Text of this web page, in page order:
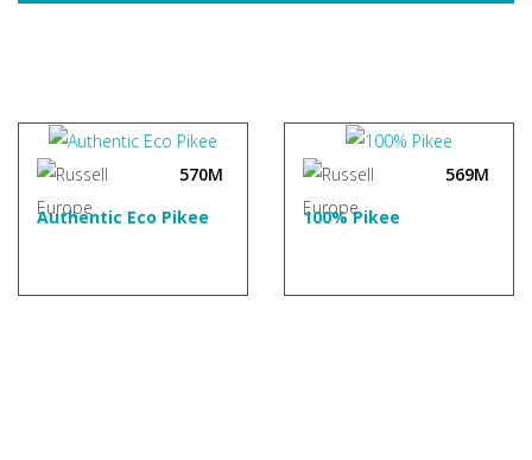
570M
Authentic Eco Pikee
569M
100% Pikee